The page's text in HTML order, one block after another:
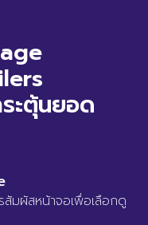
ะตุ้นยอด
มผัสหน้าจอเพื่อเลือกดู